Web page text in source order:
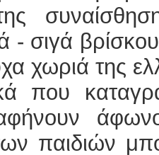
- σιγά
χωριά της
που
παιδιών